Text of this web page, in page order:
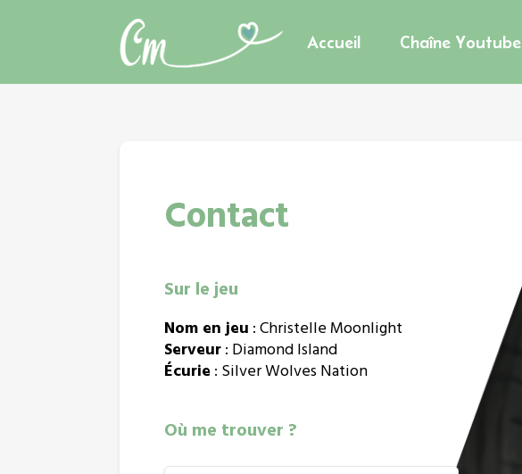
Accueil Chaîne Youtube
Contact
Sur le jeu
Nom en jeu : Christelle Moonlight
Serveur : Diamond Island
Écurie : Silver Wolves Nation
Où me trouver ?